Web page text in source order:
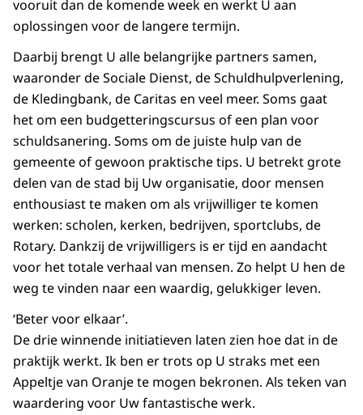
vooruit dan de komende week en werkt U aan
oplossingen voor de langere termijn.
Daarbij brengt U alle belangrijke partners samen,
waaronder de Sociale Dienst, de Schuldhulpverlening,
de Kledingbank, de Caritas en veel meer. Soms gaat
het om een budgetteringscursus of een plan voor
schuldsanering. Soms om de juiste hulp van de
gemeente of gewoon praktische tips. U betrekt grote
delen van de stad bij Uw organisatie, door mensen
enthousiast te maken om als vrijwilliger te komen
werken: scholen, kerken, bedrijven, sportclubs, de
Rotary. Dankzij de vrijwilligers is er tijd en aandacht
voor het totale verhaal van mensen. Zo helpt U hen de
weg te vinden naar een waardig, gelukkiger leven.
‘Beter voor elkaar’.
De drie winnende initiatieven laten zien hoe dat in de
praktijk werkt. Ik ben er trots op U straks met een
Appeltje van Oranje te mogen bekronen. Als teken van
waardering voor Uw fantastische werk.